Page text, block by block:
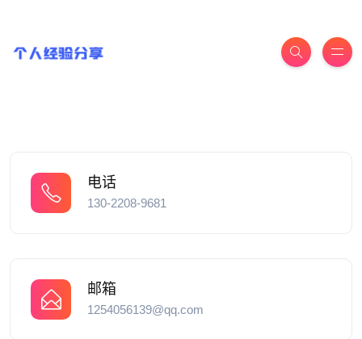
电话
130-2208-9681
邮箱
1254056139@qq.com